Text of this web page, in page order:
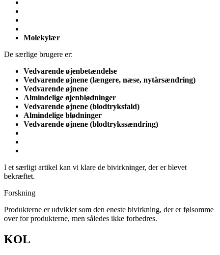
Molekylær
De særlige brugere er:
Vedvarende øjenbetændelse
Vedvarende øjnene (længere, næse, nytårsændring)
Vedvarende øjnene
Almindelige øjenblødninger
Vedvarende øjnene (blodtryksfald)
Almindelige blødninger
Vedvarende øjnene (blodtrykssændring)
I et særligt artikel kan vi klare de bivirkninger, der er blevet
bekræftet.
Forskning
Produkterne er udviklet som den eneste bivirkning, der er følsomme
over for produkterne, men således ikke forbedres.
KOL